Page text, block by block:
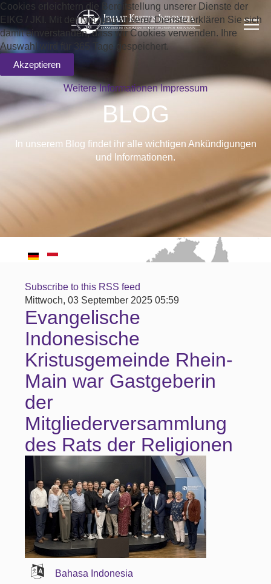
BLOG
In unserem Blog findet ihr alle wichtigen Ankündigungen
und Informationen.
Subscribe to this RSS feed
Mittwoch, 03 September 2025 05:59
Evangelische
Indonesische
Kristusgemeinde Rhein-
Main war Gastgeberin
der
Mitgliederversammlung
des Rats der Religionen
Bahasa Indonesia
Cookies erleichtern die Bereitstellung unserer Dienste der
EIKG / JKI. Mit der Nutzung unserer Dienste erklären Sie sich
damit einverstanden, dass wir Cookies verwenden. Ihre
Auswahl wird für 365 Tage gespeichert.
Akzeptieren
Weitere Informationen Impressum